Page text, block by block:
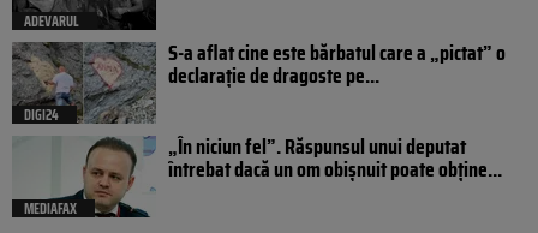
ADEVARUL
DIGI24
S-a aflat cine este bărbatul care a „pictat” o
declarație de dragoste pe...
MEDIAFAX
„În niciun fel”. Răspunsul unui deputat
întrebat dacă un om obișnuit poate obține...